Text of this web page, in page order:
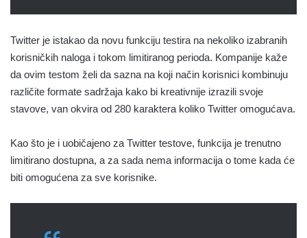
Twitter je istakao da novu funkciju testira na nekoliko izabranih
korisničkih naloga i tokom limitiranog perioda. Kompanije kaže
da ovim testom želi da sazna na koji način korisnici kombinuju
različite formate sadržaja kako bi kreativnije izrazili svoje
stavove, van okvira od 280 karaktera koliko Twitter omogućava.
Kao što je i uobičajeno za Twitter testove, funkcija je trenutno
limitirano dostupna, a za sada nema informacija o tome kada će
biti omogućena za sve korisnike.